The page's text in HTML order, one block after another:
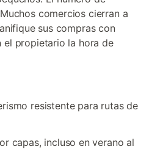
comercios cierran a
sus compras con
el propietario la hora de
resistente para rutas de
capas, incluso en verano al